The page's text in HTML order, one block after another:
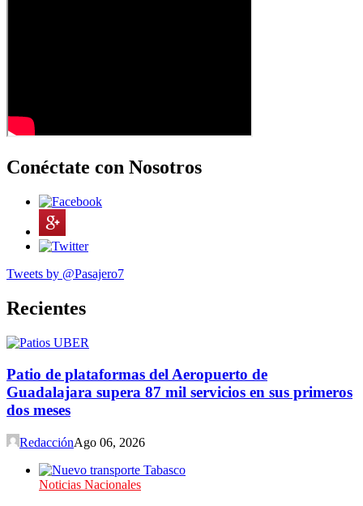
Conéctate con Nosotros
Tweets by @Pasajero7
Recientes
Patio de plataformas del Aeropuerto de
Guadalajara supera 87 mil servicios en sus primeros
dos meses
RedacciónAgo 06, 2026
Noticias Nacionales